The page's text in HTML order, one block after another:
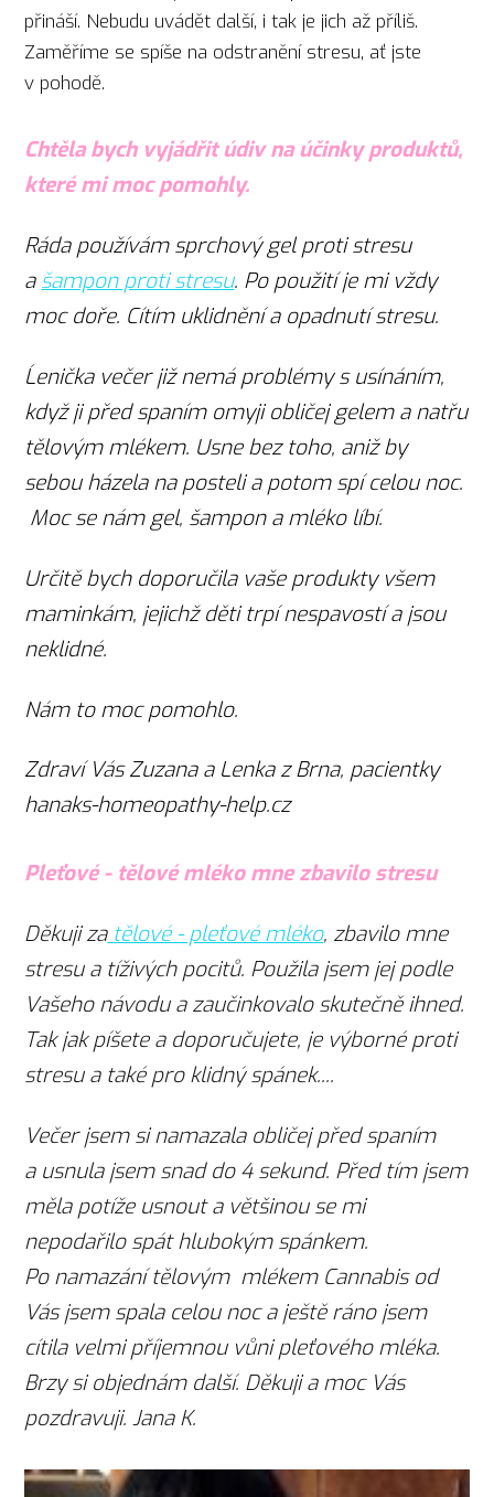
přináší. Nebudu uvádět další, i tak je jich až příliš.
Zaměříme se spíše na odstranění stresu, ať jste
v pohodě.
Chtěla bych vyjádřit údiv na účinky produktů,
které mi moc pomohly.
Ráda používám sprchový gel proti stresu
a šampon proti stresu. Po použití je mi vždy
moc doře. Cítím uklidnění a opadnutí stresu.
Ĺenička večer již nemá problémy s usínáním,
když ji před spaním omyji obličej gelem a natřu
tělovým mlékem. Usne bez toho, aniž by
sebou házela na posteli a potom spí celou noc.
Moc se nám gel, šampon a mléko líbí.
Určitě bych doporučila vaše produkty všem
maminkám, jejichž děti trpí nespavostí a jsou
neklidné.
Nám to moc pomohlo.
Zdraví Vás Zuzana a Lenka z Brna, pacientky
hanaks-homeopathy-help.cz
Pleťové - tělové mléko mne zbavilo stresu
Děkuji zatělové - pleťové mléko, zbavilo mne
stresu a tíživých pocitů. Použila jsem jej podle
Vašeho návodu a zaučinkovalo skutečně ihned.
Tak jak píšete a doporučujete, je výborné proti
stresu a také pro klidný spánek....
Večer jsem si namazala obličej před spaním
a usnula jsem snad do 4 sekund. Před tím jsem
měla potíže usnout a většinou se mi
nepodařilo spát hlubokým spánkem.
Po namazání tělovým mlékem Cannabis od
Vás jsem spala celou noc a ještě ráno jsem
cítila velmi příjemnou vůni pleťového mléka.
Brzy si objednám další. Děkuji a moc Vás
pozdravuji. Jana K.